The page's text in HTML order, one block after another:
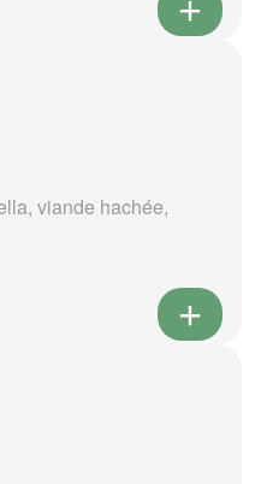
viande hachée,